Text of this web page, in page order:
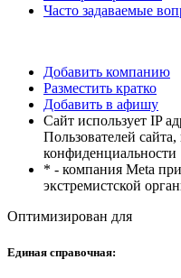
Часто задаваемые
Добавить компанию
Разместить кратко
Добавить в афишу
Сайт использует IP
Пользователей
конфиденциальности
* - компания Meta
экстремистской
Оптимизирован для
Единая справочная: